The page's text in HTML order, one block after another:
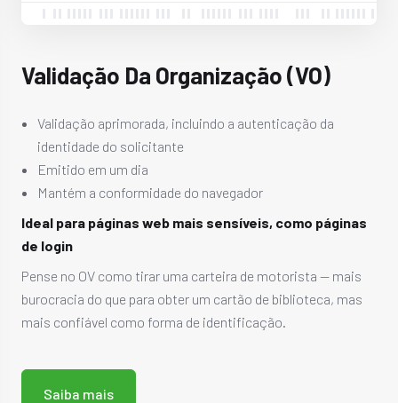
Validação Da Organização (VO)
Validação aprimorada, incluindo a autenticação da
identidade do solicitante
Emitido em um dia
Mantém a conformidade do navegador
Ideal para páginas web mais sensíveis, como páginas
de login
Pense no OV como tirar uma carteira de motorista — mais
burocracia do que para obter um cartão de biblioteca, mas
mais confiável como forma de identificação.
Saiba mais